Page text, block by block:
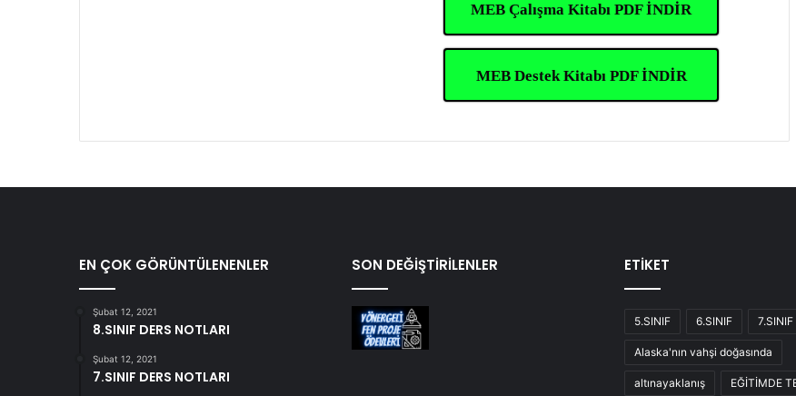
MEB Çalışma Kitabı PDF İNDİR
MEB Destek Kitabı PDF İNDİR
EN ÇOK GÖRÜNTÜLENENLER
Şubat 12, 2021
8.SINIF DERS NOTLARI
Şubat 12, 2021
7.SINIF DERS NOTLARI
SON DEĞİŞTİRİLENLER ETİKET
5.SINIF 6.SINIF 7.SINIF
Alaska'nın vahşi doğasında
altınayaklanış EĞİTİMDE